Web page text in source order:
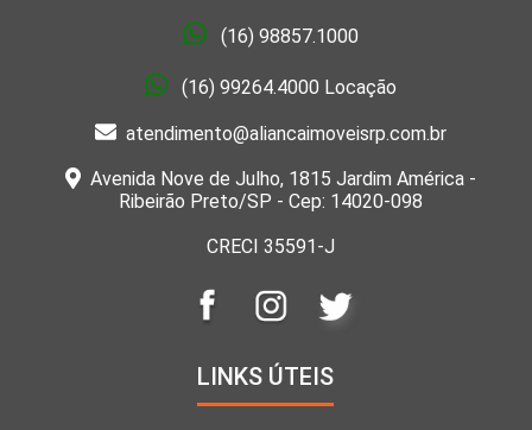
(16) 98857.1000
(16) 99264.4000 Locação
atendimento@aliancaimoveisrp.com.br
Avenida Nove de Julho, 1815 Jardim América -
Ribeirão Preto/SP - Cep: 14020-098
CRECI 35591-J
LINKS ÚTEIS